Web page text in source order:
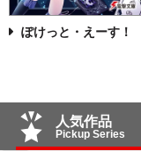
ぽけっと・えーす！
人気作品
Pickup Series